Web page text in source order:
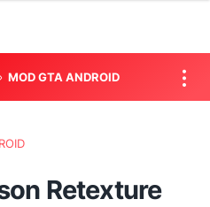
MOD GTA ANDROID
Retexture